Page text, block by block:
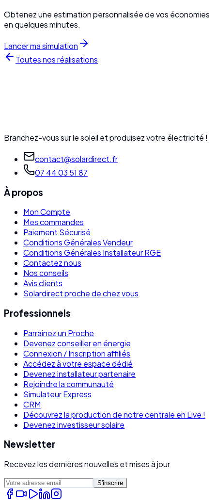
Obtenez une estimation personnalisée de vos économies
en quelques minutes.
Lancer ma simulation
Toutes nos réalisations
Branchez-vous sur le soleil et produisez votre électricité !
contact@solardirect.fr
07 44 03 51 87
À propos
Mon Compte
Mes commandes
Paiement Sécurisé
Conditions Générales Vendeur
Conditions Générales Installateur RGE
Contactez nous
Nos conseils
Avis clients
Solardirect proche de chez vous
Professionnels
Parrainez un Proche
Devenez conseiller en énergie
Connexion / Inscription affiliés
Accédez à votre espace dédié
Devenez installateur partenaire
Rejoindre la communauté
Simulateur Express
CRM
Découvrez la production de notre centrale en Live !
Devenez investisseur solaire
Newsletter
Recevez les dernières nouvelles et mises à jour
S'inscrire